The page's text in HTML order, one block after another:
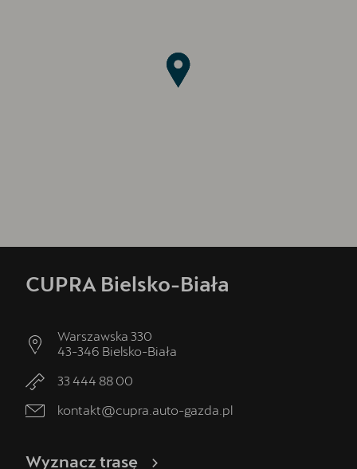
CUPRA Bielsko-Biała
Warszawska 330
43-346 Bielsko-Biała
33 444 88 00
kontakt@cupra.auto-gazda.pl
Wyznacz trasę